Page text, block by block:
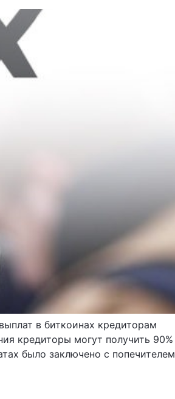
в биткоинах кредиторам
кредиторы могут получить 90%
было заключено с попечителем